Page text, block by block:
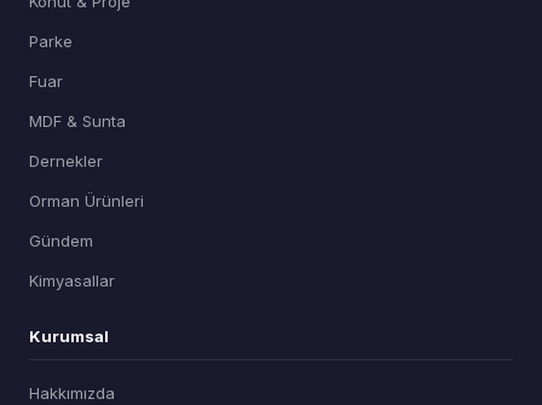
Parke
Fuar
MDF & Sunta
Dernekler
Orman Ürünleri
Gündem
Kimyasallar
Kurumsal
Hakkımızda